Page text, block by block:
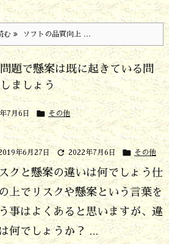
む ソフトの品質向上 ...
題で懸案は既に起きている問
ましょう
7月6日  その他
年6月27日  2022年7月6日  その他
クと懸案の違いは何でしょう 仕
上でリスクや懸案という言葉を
事はよくあると思いますが、違
何でしょうか？ ...